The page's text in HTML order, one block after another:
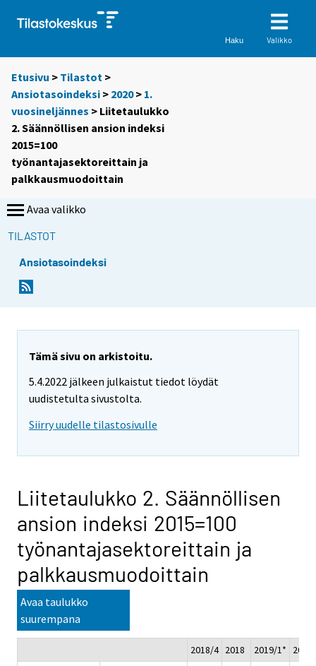
Haku Valikko
Etusivu > Tilastot >
Ansiotasoindeksi > 2020> 1.
vuosineljännes > Liitetaulukko
2. Säännöllisen ansion indeksi
2015=100
työnantajasektoreittain ja
palkkausmuodoittain
Avaa valikko
TILASTOT
Ansiotasoindeksi
Tämä sivu on arkistoitu.
5.4.2022 jälkeen julkaistut tiedot löydät
uudistetulta sivustolta.
Siirry uudelle tilastosivulle
Liitetaulukko 2. Säännöllisen
ansion indeksi 2015=100
työnantajasektoreittain ja
palkkausmuodoittain
Avaa taulukko
suurempana
2018/4 2018 2019/1*